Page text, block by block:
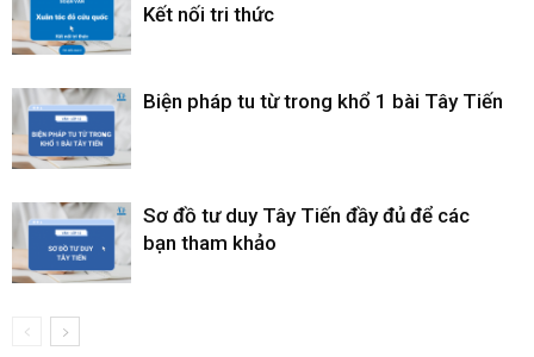
Kết nối tri thức
Biện pháp tu từ trong khổ 1 bài Tây Tiến
Sơ đồ tư duy Tây Tiến đầy đủ để các
bạn tham khảo